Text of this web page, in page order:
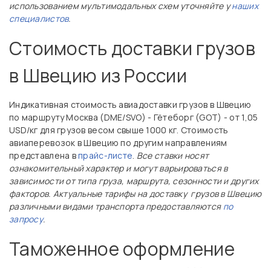
использованием мультимодальных схем уточняйте унаших
специалистов.
Стоимость доставки грузов
в Швецию из России
Индикативная стоимость авиадоставки грузов в Швецию
по маршруту Москва (DME/SVO) - Гётеборг (GOT) - от 1,05
USD/кг для грузов весом свыше 1000 кг. Стоимость
авиаперевозок в Швецию по другим направлениям
представлена впрайс-листе. Все ставки носят
ознакомительный характер и могут варьироваться в
зависимости от типа груза, маршрута, сезонности и других
факторов. Актуальные тарифы на доставку грузов в Швецию
различными видами транспорта предоставляются по
запросу.
Таможенное оформление